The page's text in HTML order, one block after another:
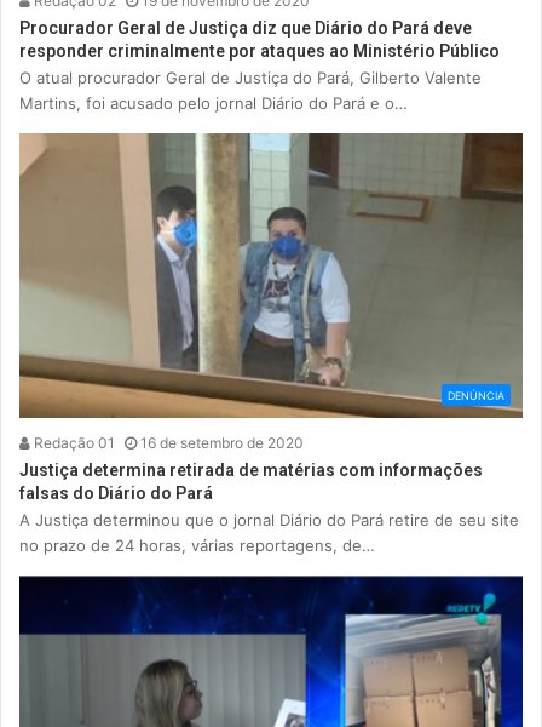
Procurador Geral de Justiça diz que Diário do Pará deve
responder criminalmente por ataques ao Ministério Público
O atual procurador Geral de Justiça do Pará, Gilberto Valente
Martins, foi acusado pelo jornal Diário do Pará e o…
DENÚNCIA
Redação 01 16 de setembro de 2020
Justiça determina retirada de matérias com informações
falsas do Diário do Pará
A Justiça determinou que o jornal Diário do Pará retire de seu site
no prazo de 24 horas, várias reportagens, de…